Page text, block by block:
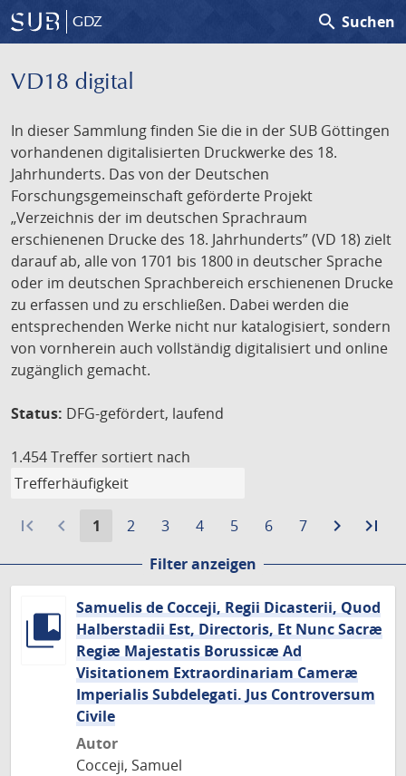
GDZ search Suchen
VD18 digital
In dieser Sammlung finden Sie die in der SUB Göttingen
vorhandenen digitalisierten Druckwerke des 18.
Jahrhunderts. Das von der Deutschen
Forschungsgemeinschaft geförderte Projekt
„Verzeichnis der im deutschen Sprachraum
erschienenen Drucke des 18. Jahrhunderts” (VD 18) zielt
darauf ab, alle von 1701 bis 1800 in deutscher Sprache
oder im deutschen Sprachbereich erschienenen Drucke
zu erfassen und zu erschließen. Dabei werden die
entsprechenden Werke nicht nur katalogisiert, sondern
von vornherein auch vollständig digitalisiert und online
zugänglich gemacht.
Status: DFG-gefördert, laufend
1.454 Treffer sortiert nach
first_page navigate_before
Aktuelle
1
Gehe
Seite
2
Gehe
Seite
3
Gehe
Seite
4
Gehe
Seite
5
Gehe
Seite
6
Gehe
Seite
7 navigate_next
Zur
Seite
last_page
Filter anzeigen
Samuelis de Cocceji, Regii Dicasterii, Quod
Halberstadii Est, Directoris, Et Nunc Sacræ
Regiæ Majestatis Borussicæ Ad
Visitationem Extraordinariam Cameræ
Imperialis Subdelegati. Jus Controversum
Civile
Autor
Cocceji, Samuel